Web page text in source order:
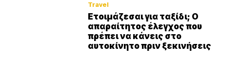
Travel
Ετοιμάζεσαι για ταξίδι; Ο
απαραίτητος έλεγχος που
πρέπει να κάνεις στο
αυτοκίνητο πριν ξεκινήσεις